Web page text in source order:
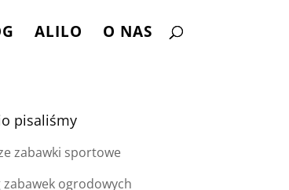
ALILO O NAS
pisaliśmy
zabawki sportowe
zabawek ogrodowych